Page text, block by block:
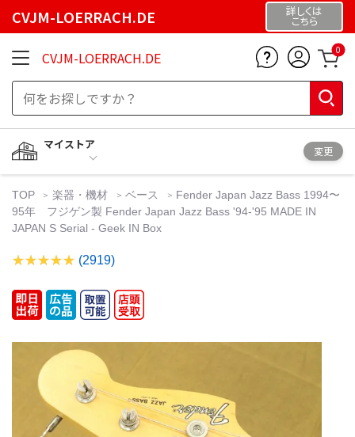
CVJM-LOERRACH.DE 詳しくは
こちら
CVJM-LOERRACH.DE 0
マイストア
変更
TOP 楽器・機材 ベース
Fender Japan Jazz Bass 1994〜
95年 フジゲン製 Fender Japan Jazz Bass '94-'95 MADE IN
JAPAN S Serial - Geek IN Box
(2919)